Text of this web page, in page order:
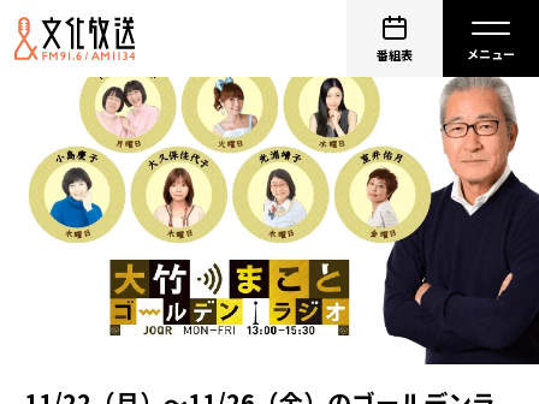
番組表